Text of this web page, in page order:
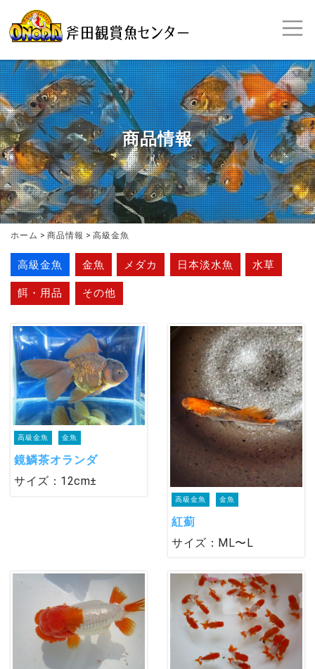
商品情報
ホーム > 商品情報 > 高級金魚
高級金魚 金魚 メダカ 日本淡水魚 水草
餌・用品 その他
高級金魚 金魚
鏡鱗茶オランダ
サイズ：12cm±
高級金魚 金魚
紅薊
サイズ：ML〜L